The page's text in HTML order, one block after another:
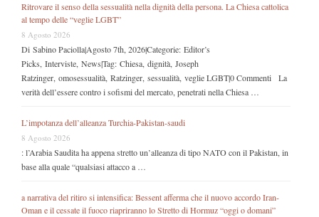
Ritrovare il senso della sessualità nella dignità della persona. La Chiesa cattolica
al tempo delle “veglie LGBT”
8 Agosto 2026
Di Sabino Paciolla|Agosto 7th, 2026|Categorie: Editor’s
Picks, Interviste, News|Tag: Chiesa, dignità, Joseph
Ratzinger, omosessualità, Ratzinger, sessualità, veglie LGBT|0 Commenti La
verità dell’essere contro i sofismi del mercato, penetrati nella Chiesa …
L’impotanza dell’alleanza Turchia-Pakistan-saudi
8 Agosto 2026
: l’Arabia Saudita ha appena stretto un’alleanza di tipo NATO con il Pakistan, in
base alla quale “qualsiasi attacco a …
a narrativa del ritiro si intensifica: Bessent afferma che il nuovo accordo Iran-
Oman e il cessate il fuoco riapriranno lo Stretto di Hormuz “oggi o domani”